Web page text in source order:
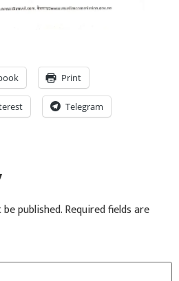
Print
Telegram
published.Required fields are